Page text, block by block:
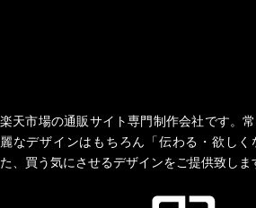
楽天市場の通販サイト専門制作会社です。
麗なデザインはもちろん「伝わる・欲しく
た、買う気にさせるデザインをご提供致しま